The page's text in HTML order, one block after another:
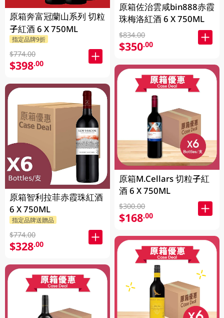
原箱奔富冠蘭山系列 切粒
子紅酒 6 X 750ML
指定品牌9折
$774.00
$398.00
原箱智利拉菲赤霞珠紅酒
6 X 750ML
指定品牌送贈品
$774.00
$328.00
原箱佐治雲咸bin888赤霞
珠梅洛紅酒 6 X 750ML
$834.00
$350.00
原箱M.Cellars 切粒子紅
酒 6 X 750ML
$300.00
$168.00